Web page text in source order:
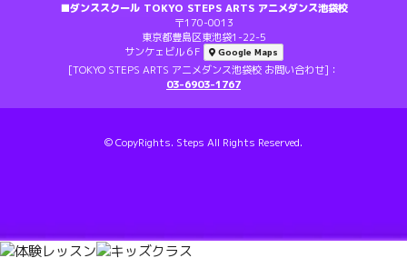
■ダンススクール TOKYO STEPS ARTS アニメダンス池袋校
〒170-0013
東京都豊島区東池袋1-22-5
サンケェビル６F
Google Maps
[TOKYO STEPS ARTS アニメダンス池袋校 お問い合わせ]：
03-6903-1767
© CopyRights. Steps All Rights Reserved.